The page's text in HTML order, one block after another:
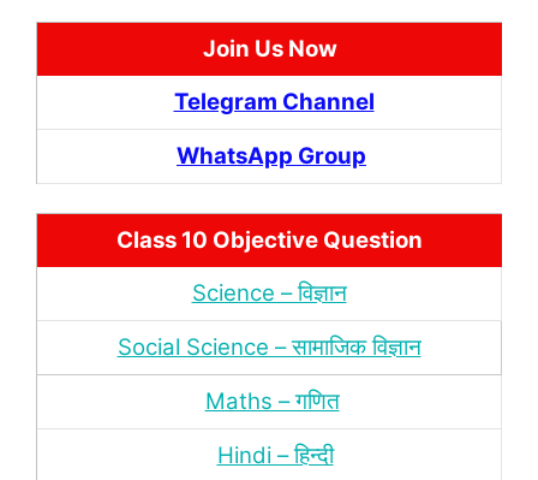
Join Us Now
Telegram Channel
WhatsApp Group
Class 10 Objective Question
Science – विज्ञान
Social Science – सामाजिक विज्ञान
Maths – गणित
Hindi – हिन्‍दी